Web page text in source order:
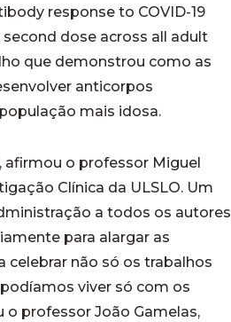
response to COVID-19
dose across all adult
que demonstrou como as
anticorpos
mais idosa.
afirmou o professor Miguel
Clínica da ULSLO. Um
a todos os autores
para alargar as
celebrar não só os trabalhos
viver só com os
professor João Gamelas,